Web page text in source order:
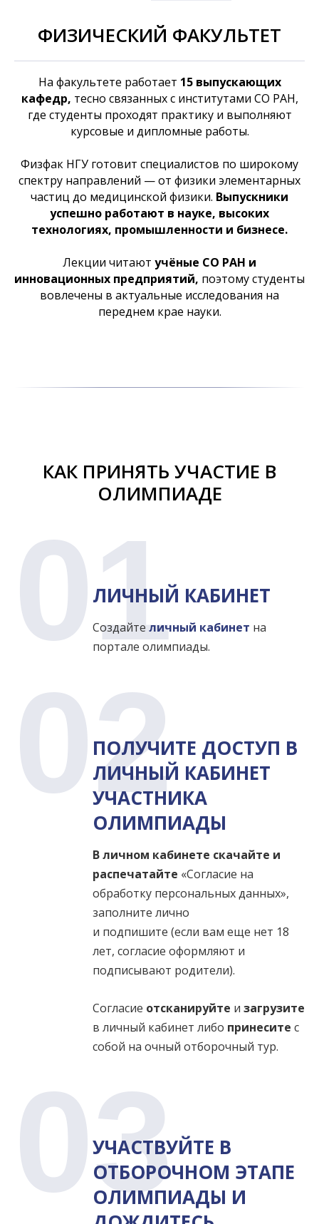
ФИЗИЧЕСКИЙ ФАКУЛЬТЕТ
На факультете работает 15 выпускающих
кафедр, тесно связанных с институтами СО РАН,
где студенты проходят практику и выполняют
курсовые и дипломные работы.
Физфак НГУ готовит специалистов по широкому
спектру направлений — от физики элементарных
частиц до медицинской физики. Выпускники
успешно работают в науке, высоких
технологиях, промышленности и бизнесе.
Лекции читают учёные СО РАН и
инновационных предприятий, поэтому студенты
вовлечены в актуальные исследования на
переднем крае науки.
КАК ПРИНЯТЬ УЧАСТИЕ В
ОЛИМПИАДЕ
ЛИЧНЫЙ КАБИНЕТ
Создайте личный кабинет на
портале олимпиады.
01
ПОЛУЧИТЕ ДОСТУП В
ЛИЧНЫЙ КАБИНЕТ
УЧАСТНИКА
ОЛИМПИАДЫ
В личном кабинете скачайте и
распечатайте «Согласие на
обработку персональных данных»,
заполните лично
и подпишите (если вам еще нет 18
лет, согласие оформляют и
подписывают родители).
Согласие отсканируйте и загрузите
в личный кабинет либо принесите с
собой на очный отборочный тур.
02
УЧАСТВУЙТЕ В
ОТБОРОЧНОМ ЭТАПЕ
ОЛИМПИАДЫ И
03